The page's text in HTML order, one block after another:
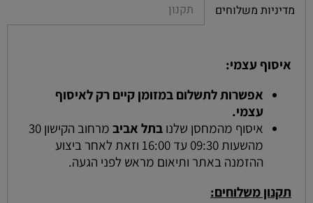
מדיניות משלוחים תקנון
איסוף עצמי:
אפשרות לתשלום במזומן קיים רק לאיסוף
עצמי.
איסוף מהמחסן שלנו בתל אביב
מרחוב הקישון 30
מהשעות 09:30 עד 16:00 וזאת לאחר ביצוע
ההזמנה באתר ותיאום מראש לפני הגעה.
תקנון משלוחים: